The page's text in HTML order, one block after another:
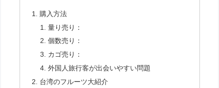
購入方法
量り売り：
個数売り：
カゴ売り：
外国人旅行客が出会いやすい問題
台湾のフルーツ大紹介